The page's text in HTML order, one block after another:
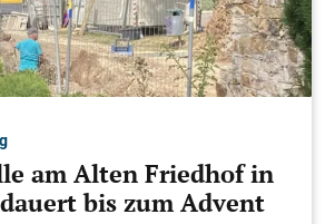
am Alten Friedhof in
bis zum Advent